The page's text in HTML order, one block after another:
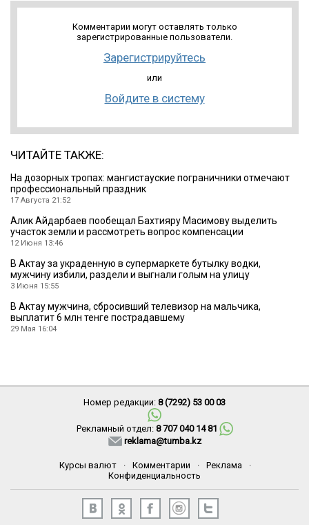
Комментарии могут оставлять только
зарегистрированные пользователи.
Зарегистрируйтесь
или
Войдите в систему
ЧИТАЙТЕ ТАКЖЕ:
На дозорных тропах: мангистауские пограничники отмечают
профессиональный праздник
17 Августа 21:52
Алик Айдарбаев пообещал Бахтияру Масимову выделить
участок земли и рассмотреть вопрос компенсации
12 Июня 13:46
В Актау за украденную в супермаркете бутылку водки,
мужчину избили, раздели и выгнали голым на улицу
3 Июня 15:55
В Актау мужчина, сбросивший телевизор на мальчика,
выплатит 6 млн тенге пострадавшему
29 Мая 16:04
Номер редакции: 8 (7292) 53 00 03
Рекламный отдел: 8 707 040 14 81
reklama@tumba.kz
Курсы валют · Комментарии · Реклама
·
Конфиденциальность